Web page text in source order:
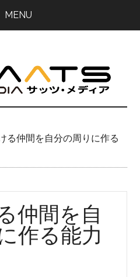
MENU
る仲間を自分の周りに作る
仲間を自
作る能力